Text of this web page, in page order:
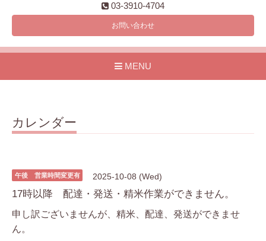
03-3910-4704
お問い合わせ
MENU
カレンダー
午後 営業時間変更有 2025-10-08 (Wed)
17時以降 配達・発送・精米作業ができません。
申し訳ございませんが、精米、配達、発送ができませ
ん。